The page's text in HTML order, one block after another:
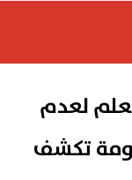
ألف معلم لعدم
تكشف